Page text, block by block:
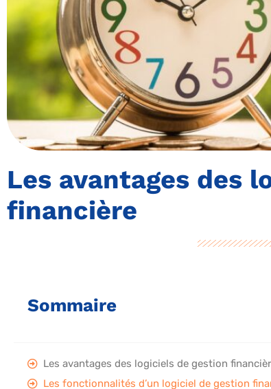
Les avantages des
financière
Sommaire
Les avantages des logiciels de gestion
Les fonctionnalités d’un logiciel de gestion